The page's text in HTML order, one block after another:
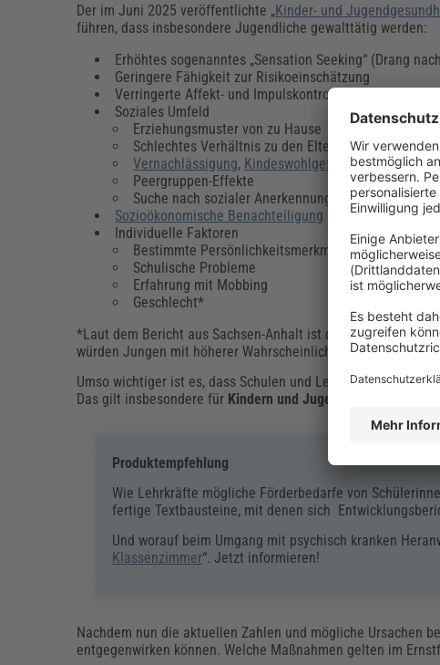
Der im Juni 2025 veröffentlichte „Kinder- und
führen, dass insbesondere Jugendliche gewalttätig werden:
Erhöhtes sogenanntes „Sensation Seeking“ (Drang
Geringere Fähigkeit zur Risikoeinschätzung
Verringerte Affekt- und Impulskontrolle
Soziales Umfeld
Erziehungsmuster von zu Hause
Schlechtes Verhältnis zu den Eltern, familiäre
Vernachlässigung, Kindeswohlgefährdung
Peergruppen-Effekte
Suche nach sozialer Anerkennung
Sozioökonomische Benachteiligung
Individuelle Faktoren
Bestimmte Persönlichkeitsmerkmale oder
Schulische Probleme
Erfahrung mit Mobbing
Geschlecht*
*Laut dem Bericht aus Sachsen-Anhalt ist das Risiko, ein
würden Jungen mit höherer Wahrscheinlichkeit mit Gewalt
Umso wichtiger ist es, dass Schulen und Lehrkräfte die
Das gilt insbesondere für Kindern und Jugendliche mit
Produktempfehlung
Wie Lehrkräfte mögliche Förderbedarfe von
fertige Textbausteine, mit denen sich
Und worauf beim Umgang mit psychisch kranken
Klassenzimmer“. Jetzt informieren!
Nachdem nun die aktuellen Zahlen und mögliche Ursachen
entgegenwirken können. Welche Maßnahmen gelten im